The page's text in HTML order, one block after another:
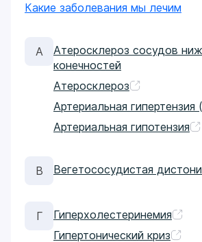
Какие заболевания мы лечим
А
Атеросклероз сосудов
конечностей
Атеросклероз
Артериальная гипертензия
Артериальная гипотензия
В Вегетососудистая
Г
Гиперхолестеринемия
Гипертонический криз​